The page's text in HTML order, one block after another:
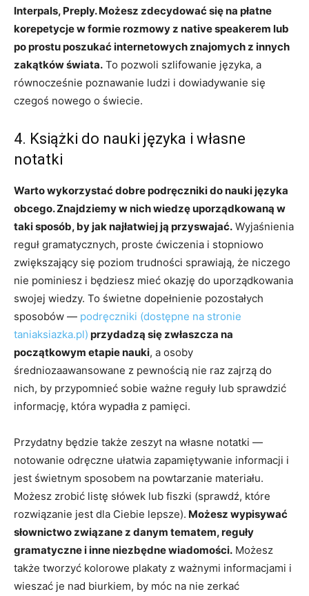
Interpals, Preply. Możesz zdecydować się na płatne
korepetycje w formie rozmowy z native speakerem lub
po prostu poszukać internetowych znajomych z innych
zakątków świata. To pozwoli szlifowanie języka, a
równocześnie poznawanie ludzi i dowiadywanie się
czegoś nowego o świecie.
4. Książki do nauki języka i własne
notatki
Warto wykorzystać dobre podręczniki do nauki języka
obcego. Znajdziemy w nich wiedzę uporządkowaną w
taki sposób, by jak najłatwiej ją przyswajać. Wyjaśnienia
reguł gramatycznych, proste ćwiczenia i stopniowo
zwiększający się poziom trudności sprawiają, że niczego
nie pominiesz i będziesz mieć okazję do uporządkowania
swojej wiedzy. To świetne dopełnienie pozostałych
sposobów — podręczniki (dostępne na stronie
taniaksiazka.pl) przydadzą się zwłaszcza na
początkowym etapie nauki, a osoby
średniozaawansowane z pewnością nie raz zajrzą do
nich, by przypomnieć sobie ważne reguły lub sprawdzić
informację, która wypadła z pamięci.
Przydatny będzie także zeszyt na własne notatki —
notowanie odręczne ułatwia zapamiętywanie informacji i
jest świetnym sposobem na powtarzanie materiału.
Możesz zrobić listę słówek lub fiszki (sprawdź, które
rozwiązanie jest dla Ciebie lepsze). Możesz wypisywać
słownictwo związane z danym tematem, reguły
gramatyczne i inne niezbędne wiadomości. Możesz
także tworzyć kolorowe plakaty z ważnymi informacjami i
wieszać je nad biurkiem, by móc na nie zerkać